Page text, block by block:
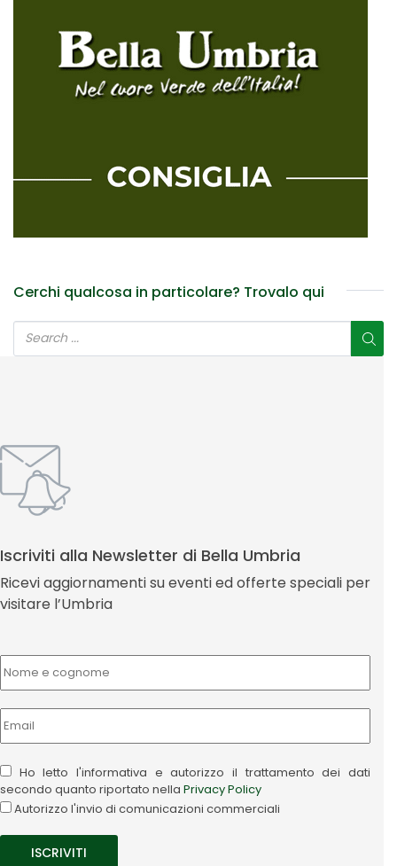
Cerchi qualcosa in particolare? Trovalo qui
Iscriviti alla Newsletter di Bella Umbria
Ricevi aggiornamenti su eventi ed offerte speciali per
visitare l’Umbria
Ho letto l'informativa e autorizzo il trattamento dei dati
secondo quanto riportato nella Privacy Policy
Autorizzo l'invio di comunicazioni commerciali